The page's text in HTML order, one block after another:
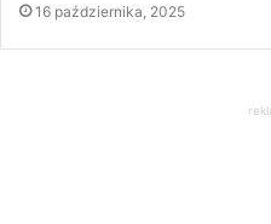
16 października, 2025